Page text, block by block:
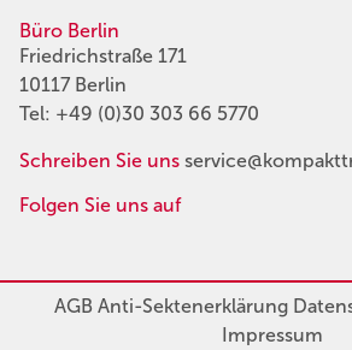
Büro Berlin
Friedrichstraße 171
10117 Berlin
Tel: +49 (0)30 303 66 5770
Schreiben Sie uns
Folgen Sie uns auf
AGBAnti-Sektenerklärung
Impressum